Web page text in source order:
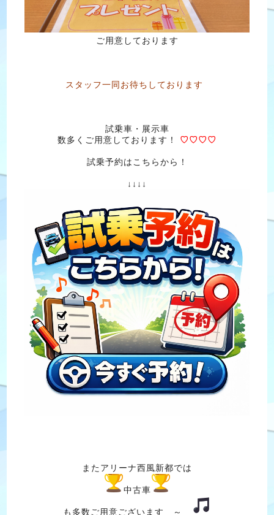
ご用意しております
スタッフ一同お待ちしております
試乗車・展示車
数多くご用意しております！ ♡♡♡♡
試乗予約はこちらから！
↓↓↓↓
またアリーナ西風新都では
中古車
も多数ご用意ございます ～